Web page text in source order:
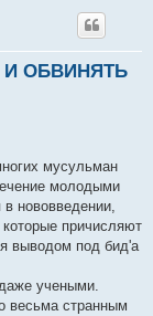
И ОБВИНЯТЬ
мусульман
молодыми
нововведении,
причисляют
выводом под бид'а
учеными.
весьма странным